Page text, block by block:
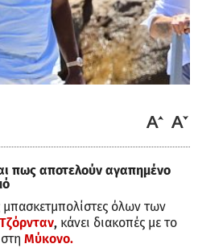
πως αποτελούν αγαπημένο
όλων των
, κάνει διακοπές με το
Μύκονο.